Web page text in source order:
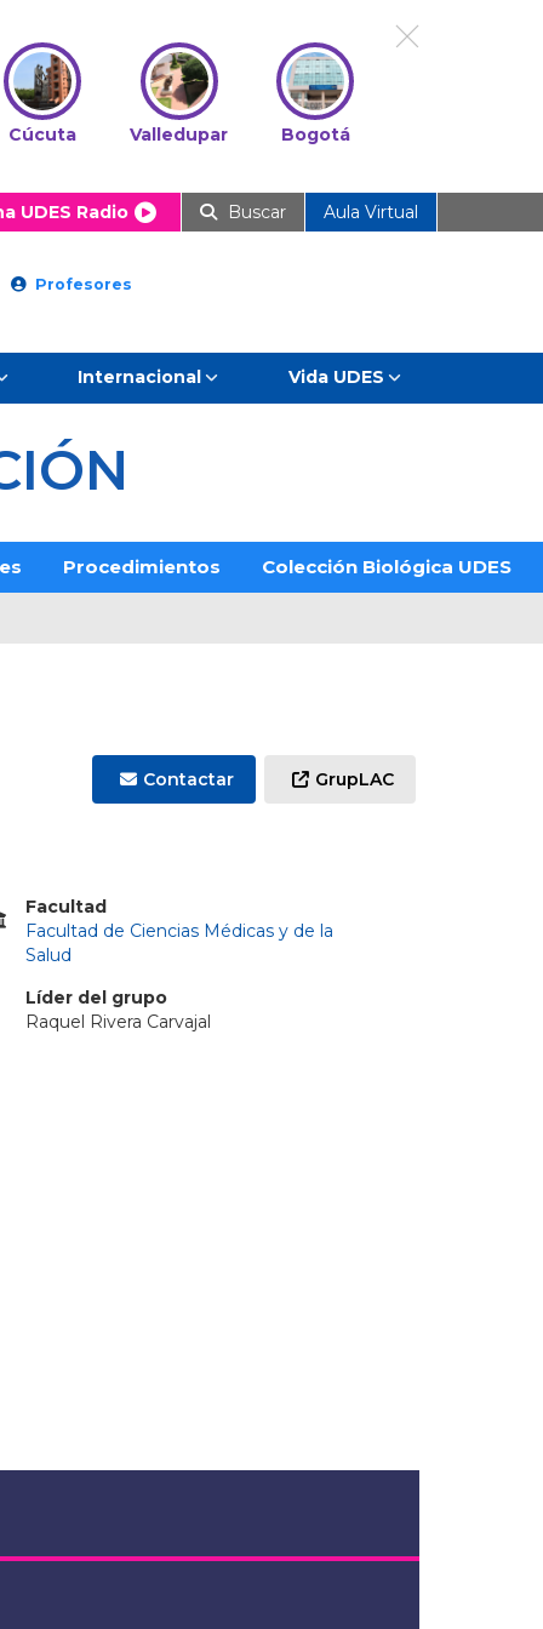
Cúcuta Valledupar Bogotá
UDES Radio Buscar Aula Virtual
Profesores
Internacional Vida UDES
Procedimientos Colección Biológica UDES
Contactar GrupLAC
Facultad
Facultad de Ciencias Médicas y de la
Salud
Líder del grupo
Raquel Rivera Carvajal